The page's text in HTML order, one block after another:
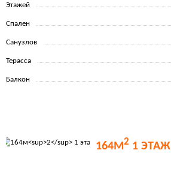
Этажей
Спален
Санузлов
Терасса
Балкон
164М2 1 ЭТАЖ